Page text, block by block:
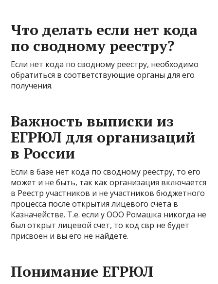
Что делать если нет кода
по сводному реестру?
Если нет кода по сводному реестру, необходимо
обратиться в соответствующие органы для его
получения.
Важность выписки из
ЕГРЮЛ для организаций
в России
Если в базе нет кода по сводному реестру, то его
может и не быть, так как организация включается
в Реестр участников и не участников бюджетного
процесса после открытия лицевого счета в
Казначействе. Т.е. если у ООО Ромашка никогда не
был открыт лицевой счет, то код свр не будет
присвоен и вы его не найдете.
Понимание ЕГРЮЛ